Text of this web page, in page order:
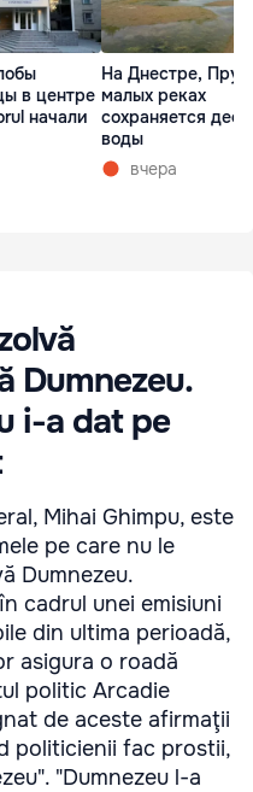
в центре
начали
На Днестре,
малых реках
сохраняется
воды
вчера
Dumnezeu.
i-a dat pe
Mihai Ghimpu, este
pe care nu le
Dumnezeu.
cadrul unei emisiuni
din ultima perioadă,
asigura o roadă
politic Arcadie
de aceste afirmaţii
politicienii fac prostii,
"Dumnezeu l-a